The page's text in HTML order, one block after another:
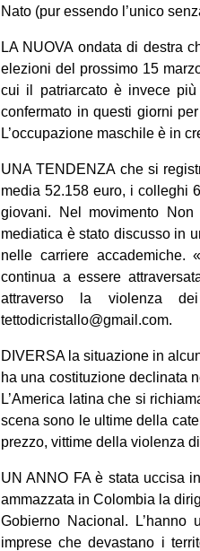
Nato (pur essendo l’unico
LA NUOVA ondata di destra
elezioni del prossimo 15
cui il patriarcato è invece
confermato in questi giorni
L’occupazione maschile è in
UNA TENDENZA che si
media 52.158 euro, i colleghi
giovani. Nel movimento
mediatica è stato discusso in
nelle carriere accademiche.
continua a essere
attraverso la violenza
tettodicristallo@gmail.com.
DIVERSA la situazione in
ha una costituzione declinata
L’America latina che si
scena sono le ultime della
prezzo, vittime della violenza
UN ANNO FA è stata uccisa
ammazzata in Colombia la
Gobierno Nacional.
imprese che devastano i